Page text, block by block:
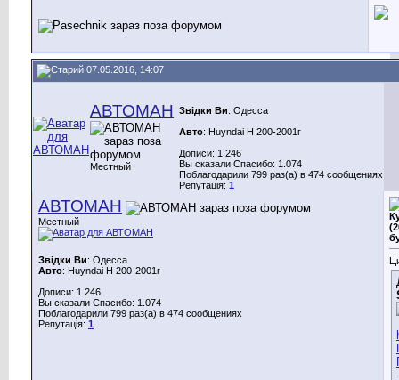
07.05.2016, 14:07
АВТОМАН
Местный
Звідки Ви: Одесса
Авто: Huyndai H 200-2001г
Дописи: 1.246
Вы сказали Спасибо: 1.074
Поблагодарили 799 раз(а) в 474 сообщениях
Репутація: 1
АВТОМАН
Местный
Звідки Ви: Одесса
Авто: Huyndai H 200-2001г
Дописи: 1.246
Вы сказали Спасибо: 1.074
Поблагодарили 799 раз(а) в 474 сообщениях
Репутація: 1